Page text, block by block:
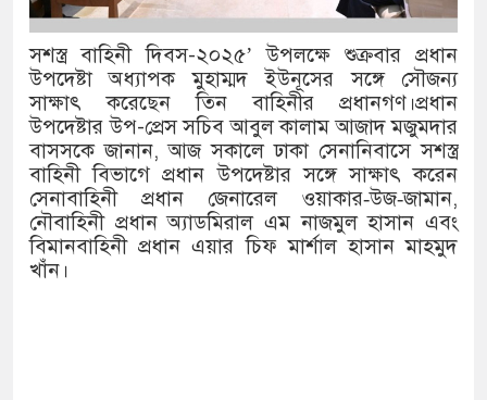
সারজিস-পাটোয়ারীসহ ১০ জনের
গুলশান থেকে সাবেক মন্ত্রী লতিফ
‘স্কুটি নাকি গোল্ড?’
এর ফ্রিডম ব্র্যান্ড, বাড়ল ক্যাম্পেইনের
সংবিধান অনুযায়ী যথাসময়ে
১৫২২ পুলিশ সদস্যকে চাকরিতে
সশস্ত্র বাহিনী দিবস-২০২৫’ উপলক্ষে শুক্রবার প্রধান
উপদেষ্টা অধ্যাপক মুহাম্মদ ইউনূসের সঙ্গে সৌজন্য
সাক্ষাৎ করেছেন তিন বাহিনীর প্রধানগণ।প্রধান
উপদেষ্টার উপ-প্রেস সচিব আবুল কালাম আজাদ মজুমদার
বাসসকে জানান, আজ সকালে ঢাকা সেনানিবাসে সশস্ত্র
বাহিনী বিভাগে প্রধান উপদেষ্টার সঙ্গে সাক্ষাৎ করেন
সেনাবাহিনী প্রধান জেনারেল ওয়াকার‑উজ‑জামান,
নৌবাহিনী প্রধান অ্যাডমিরাল এম নাজমুল হাসান এবং
বিমানবাহিনী প্রধান এয়ার চিফ মার্শাল হাসান মাহমুদ
খাঁন।